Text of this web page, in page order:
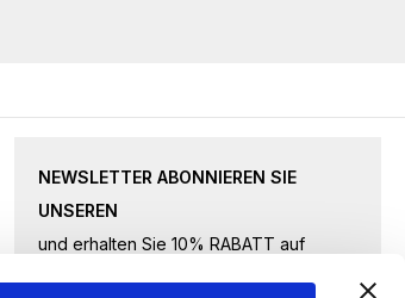
NEWSLETTER ABONNIEREN SIE
UNSEREN
und erhalten Sie 10% RABATT auf